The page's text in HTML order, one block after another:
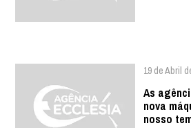
19 de Abril
As
nova
nosso